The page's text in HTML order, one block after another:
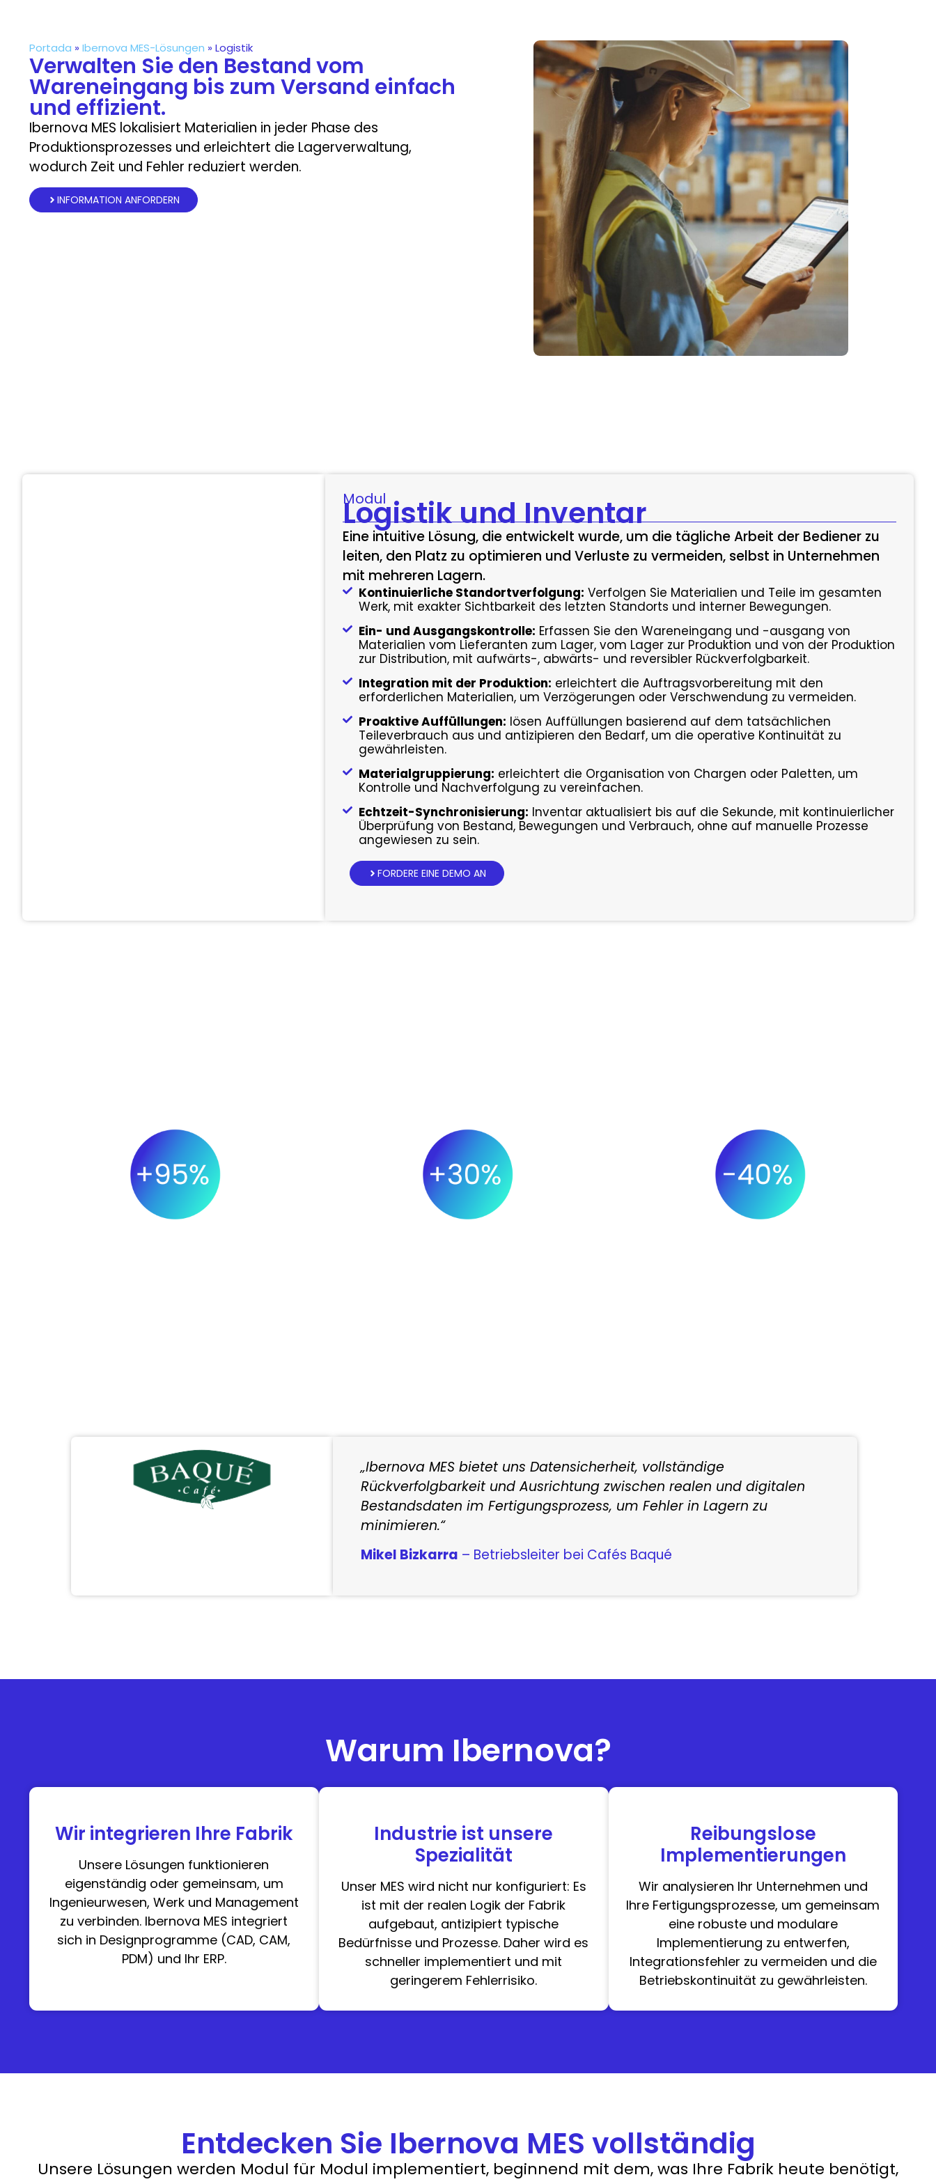
Portada » Ibernova MES-Lösungen » Logistik
Verwalten Sie den Bestand vom
Wareneingang bis zum Versand einfach
und effizient.
Ibernova MES lokalisiert Materialien in jeder Phase des
Produktionsprozesses und erleichtert die Lagerverwaltung,
wodurch Zeit und Fehler reduziert werden.
INFORMATION ANFORDERN
Modul
Logistik und Inventar
Eine intuitive Lösung, die entwickelt wurde, um die tägliche Arbeit der Bediener zu
leiten, den Platz zu optimieren und Verluste zu vermeiden, selbst in Unternehmen
mit mehreren Lagern.
Kontinuierliche Standortverfolgung: Verfolgen Sie Materialien und Teile im gesamten
Werk, mit exakter Sichtbarkeit des letzten Standorts und interner Bewegungen.
Ein- und Ausgangskontrolle: Erfassen Sie den Wareneingang und -ausgang von
Materialien vom Lieferanten zum Lager, vom Lager zur Produktion und von der Produktion
zur Distribution, mit aufwärts-, abwärts- und reversibler Rückverfolgbarkeit.
Integration mit der Produktion: erleichtert die Auftragsvorbereitung mit den
erforderlichen Materialien, um Verzögerungen oder Verschwendung zu vermeiden.
Proaktive Auffüllungen: lösen Auffüllungen basierend auf dem tatsächlichen
Teileverbrauch aus und antizipieren den Bedarf, um die operative Kontinuität zu
gewährleisten.
Materialgruppierung: erleichtert die Organisation von Chargen oder Paletten, um
Kontrolle und Nachverfolgung zu vereinfachen.
Echtzeit-Synchronisierung: Inventar aktualisiert bis auf die Sekunde, mit kontinuierlicher
Überprüfung von Bestand, Bewegungen und Verbrauch, ohne auf manuelle Prozesse
angewiesen zu sein.
FORDERE EINE DEMO AN
„Ibernova MES bietet uns Datensicherheit, vollständige
Rückverfolgbarkeit und Ausrichtung zwischen realen und digitalen
Bestandsdaten im Fertigungsprozess, um Fehler in Lagern zu
minimieren.“
Mikel Bizkarra – Betriebsleiter bei Cafés Baqué
Warum Ibernova?
Wir integrieren Ihre Fabrik
Unsere Lösungen funktionieren
eigenständig oder gemeinsam, um
Ingenieurwesen, Werk und Management
zu verbinden. Ibernova MES integriert
sich in Designprogramme (CAD, CAM,
PDM) und Ihr ERP.
Industrie ist unsere
Spezialität
Unser MES wird nicht nur konfiguriert: Es
ist mit der realen Logik der Fabrik
aufgebaut, antizipiert typische
Bedürfnisse und Prozesse. Daher wird es
schneller implementiert und mit
geringerem Fehlerrisiko.
Reibungslose
Implementierungen
Wir analysieren Ihr Unternehmen und
Ihre Fertigungsprozesse, um gemeinsam
eine robuste und modulare
Implementierung zu entwerfen,
Integrationsfehler zu vermeiden und die
Betriebskontinuität zu gewährleisten.
Entdecken Sie Ibernova MES vollständig
Unsere Lösungen werden Modul für Modul implementiert, beginnend mit dem, was Ihre Fabrik heute benötigt,